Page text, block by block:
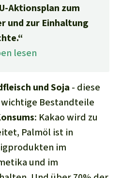
Zement und Beton
Aktionsplan zum
und zur Einhaltung
lesen
und Soja - diese
Bestandteile
: Kakao wird zu
Palmöl ist in
im
und im